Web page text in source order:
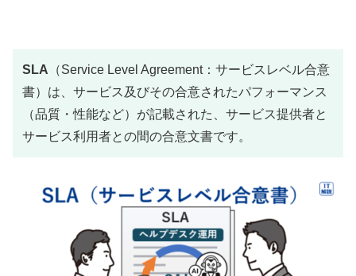
SLA （Service Level Agreement：サービスレベル合意
書）は、サービス及びその合意されたパフォーマンス
（品質・性能など）が記載された、サービス提供者と
サービス利用者との間の合意文書です。